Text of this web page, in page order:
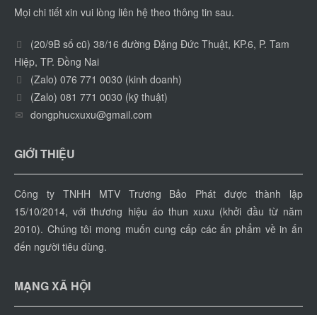
Mọi chi tiết xin vui lòng liên hệ theo thông tin sau.
(20/9B số cũ) 38/16 đường Đặng Đức Thuật, KP.6, P. Tam
Hiệp, TP. Đồng Nai
(Zalo) 076 771 0030 (kinh doanh)
(Zalo) 081 771 0030 (kỹ thuật)
dongphucxuxu@gmail.com
GIỚI THIỆU
Công ty TNHH MTV Trương Bảo Phát được thành lập
15/10/2014, với thương hiệu áo thun xuxu (khởi đầu từ năm
2010). Chúng tôi mong muốn cung cấp các ấn phẩm về in ấn
đến người tiêu dùng.
MẠNG XÃ HỘI